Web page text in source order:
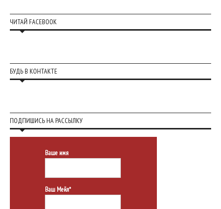
ЧИТАЙ FACEBOOK
БУДЬ В КОНТАКТЕ
ПОДПИШИСЬ НА РАССЫЛКУ
Ваше имя
Ваш Мейл*